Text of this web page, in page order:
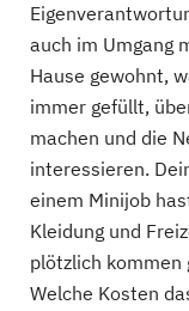
auch im Umgang
Hause gewohnt,
immer gefüllt,
machen und die
interessieren.
einem Minijob
Kleidung und
plötzlich kommen
Welche Kosten